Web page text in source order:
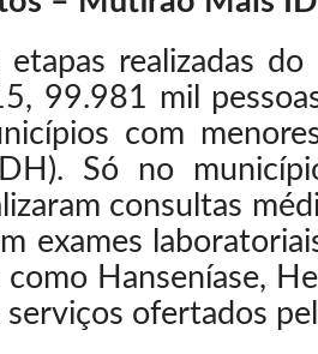
etapas realizadas
99.981 mil
com
Só no
consultas
exames
como Hanseníase,
ofertados